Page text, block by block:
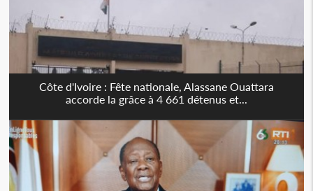
Côte d'Ivoire : Fête nationale, Alassane Ouattara
accorde la grâce à 4 661 détenus et...